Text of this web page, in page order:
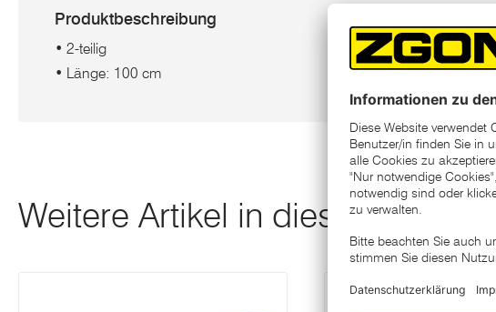
Produktbeschreibung
• 2-teilig
• Länge: 100 cm
Weitere Artikel in dieser Kategorie